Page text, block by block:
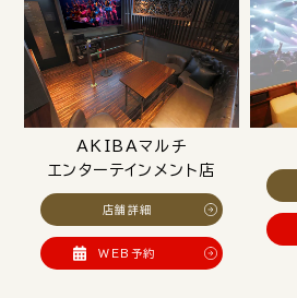
AKIBAマルチ
エンターテインメント店
店舗詳細
WEB予約